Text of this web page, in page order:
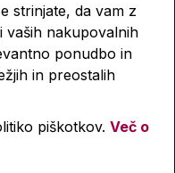
strinjate, da vam z
vaših nakupovalnih
ponudbo in
in preostalih
piškotkov. Več o